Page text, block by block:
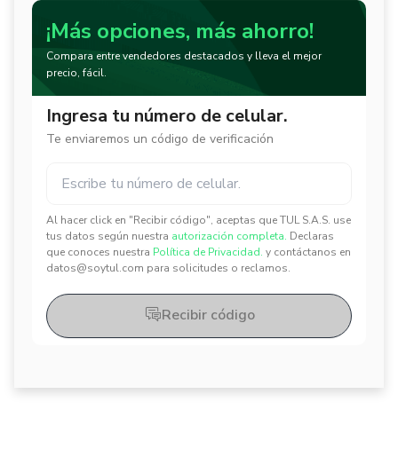
¡Más opciones, más ahorro!
Compara entre vendedores destacados y lleva el mejor
precio, fácil.
Ingresa tu número de celular.
Te enviaremos un código de verificación
Al hacer click en "Recibir código", aceptas que TUL S.A.S. use
tus datos según nuestra autorización completa. Declaras
que conoces nuestra Política de Privacidad. y contáctanos en
datos@soytul.com para solicitudes o reclamos.
✕
✕
Recibir código